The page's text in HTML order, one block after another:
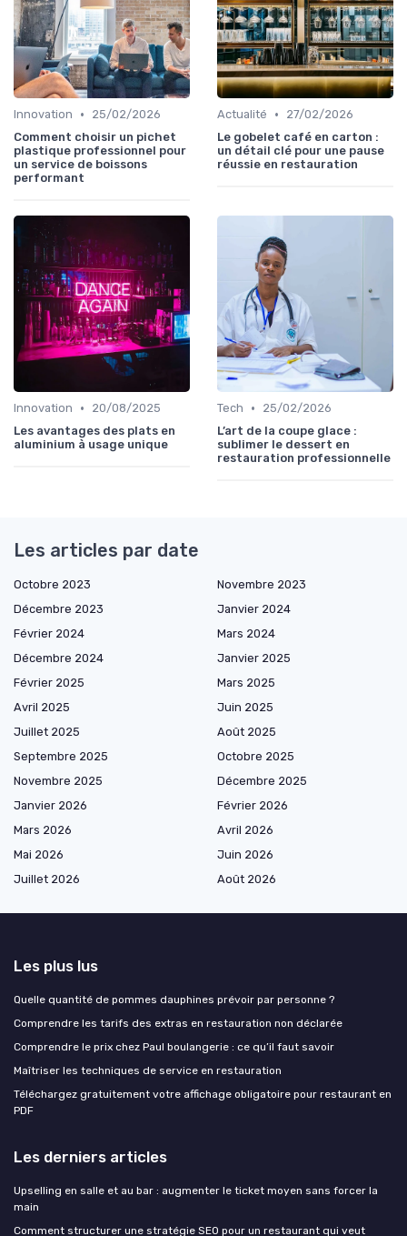
Innovation •
25/02/2026
Comment choisir un pichet
plastique professionnel pour
un service de boissons
performant
Actualité •
27/02/2026
Le gobelet café en carton :
un détail clé pour une pause
réussie en restauration
Innovation •
20/08/2025
Les avantages des plats en
aluminium à usage unique
Tech •
25/02/2026
L’art de la coupe glace :
sublimer le dessert en
restauration professionnelle
Les articles par date
Octobre 2023
Novembre 2023
Décembre 2023
Janvier 2024
Février 2024
Mars 2024
Décembre 2024
Janvier 2025
Février 2025
Mars 2025
Avril 2025
Juin 2025
Juillet 2025
Août 2025
Septembre 2025
Octobre 2025
Novembre 2025
Décembre 2025
Janvier 2026
Février 2026
Mars 2026
Avril 2026
Mai 2026
Juin 2026
Juillet 2026
Août 2026
Les plus lus
Quelle quantité de pommes dauphines prévoir par personne ?
Comprendre les tarifs des extras en restauration non déclarée
Comprendre le prix chez Paul boulangerie : ce qu’il faut savoir
Maîtriser les techniques de service en restauration
Téléchargez gratuitement votre affichage obligatoire pour restaurant en
PDF
Les derniers articles
Upselling en salle et au bar : augmenter le ticket moyen sans forcer la
main
Comment structurer une stratégie SEO pour un restaurant qui veut